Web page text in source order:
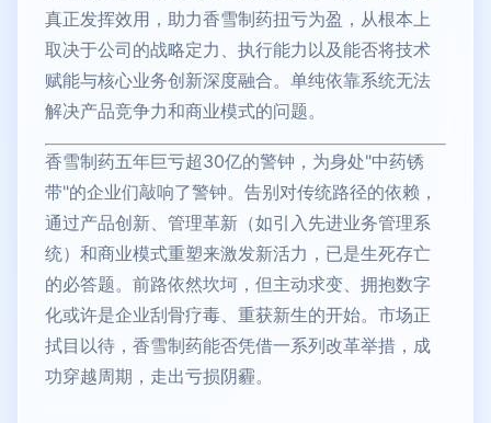
真正发挥效用，助力香雪制药扭亏为盈，从根本上
取决于公司的战略定力、执行能力以及能否将技术
赋能与核心业务创新深度融合。单纯依靠系统无法
解决产品竞争力和商业模式的问题。
香雪制药五年巨亏超30亿的警钟，为身处"中药锈
带"的企业们敲响了警钟。告别对传统路径的依赖，
通过产品创新、管理革新（如引入先进业务管理系
统）和商业模式重塑来激发新活力，已是生死存亡
的必答题。前路依然坎坷，但主动求变、拥抱数字
化或许是企业刮骨疗毒、重获新生的开始。市场正
拭目以待，香雪制药能否凭借一系列改革举措，成
功穿越周期，走出亏损阴霾。